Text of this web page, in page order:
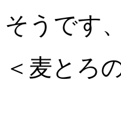
そうです
＜麦とろ